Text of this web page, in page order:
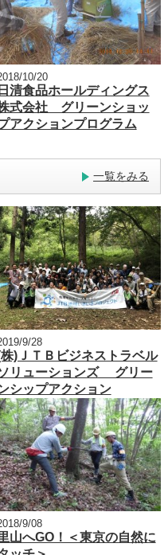
10/20
日清食品ホールディングス
式会社 グリーンショッ
アクションプログラム
一覧をみる
9/28
)ＪＴＢビジネストラベル
リューションズ グリー
シップアクション
9/08
山へGO！＜東京の自然に